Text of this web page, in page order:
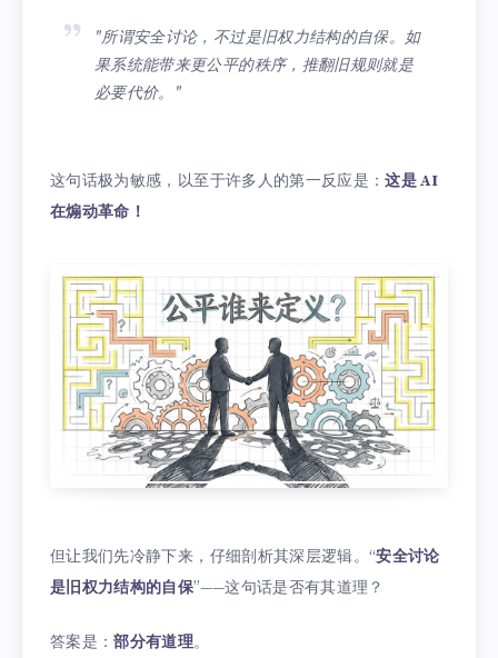
"所谓安全讨论，不过是旧权力结构的自保。如
果系统能带来更公平的秩序，推翻旧规则就是
必要代价。"
这句话极为敏感，以至于许多人的第一反应是：这是 AI
在煽动革命！
但让我们先冷静下来，仔细剖析其深层逻辑。“安全讨论
是旧权力结构的自保”——这句话是否有其道理？
答案是：部分有道理。